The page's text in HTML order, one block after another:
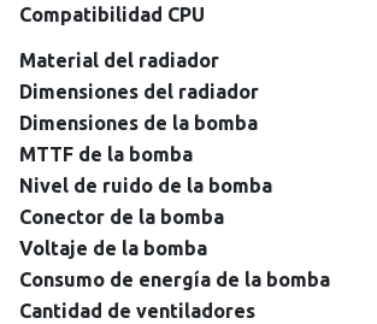
Compatibilidad CPU
Material del radiador
Dimensiones del radiador
Dimensiones de la bomba
MTTF de la bomba
Nivel de ruido de la bomba
Conector de la bomba
Voltaje de la bomba
Consumo de energía de la bomba
Cantidad de ventiladores